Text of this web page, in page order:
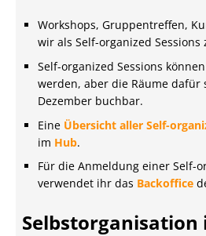
Workshops, Gruppentreffen,
wir als Self-organized Sessions
Self-organized Sessions
werden, aber die Räume dafür
Dezember buchbar.
Eine Übersicht aller Self-
im Hub.
Für die Anmeldung einer Self-
verwendet ihr das Backoffice
Selbstorganisation